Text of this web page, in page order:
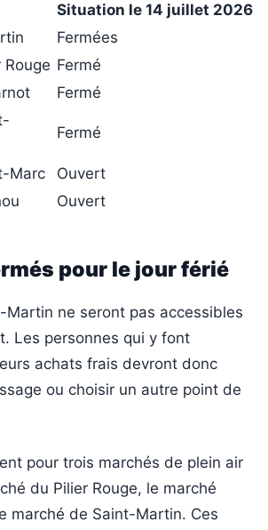
Situation le 14 juillet 2026
Fermées
Fermé
Fermé
Fermé
Marc
Ouvert
Ouvert
pour le jour férié
Martin ne seront pas accessibles
Les personnes qui y font
achats frais devront donc
ou choisir un autre point de
pour trois marchés de plein air
du Pilier Rouge, le marché
marché de Saint-Martin. Ces